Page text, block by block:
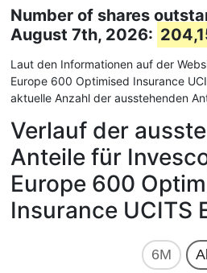
Number of shares
August 7th, 2026:
Laut den Informationen auf der
Europe 600 Optimised Insurance
aktuelle Anzahl der ausstehenden
Verlauf der
Anteile für
Europe 600
Insurance UCITS
6M All